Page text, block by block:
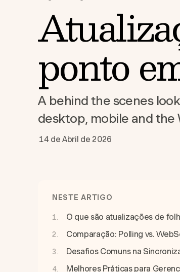
ponto
A behind the scenes
desktop, mobile and the
14 de Abril de 2026
NESTE ARTIGO
O que são atualizações de
Comparação: Polling vs.
Desafios Comuns na
Melhores Práticas para